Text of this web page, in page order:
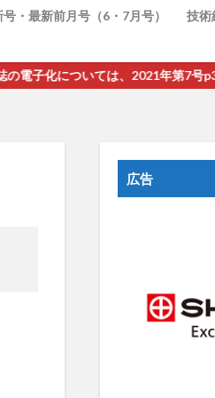
・最新前月号（6・7月号）
技術
ては、2021年第7号p362後の黄色
広告